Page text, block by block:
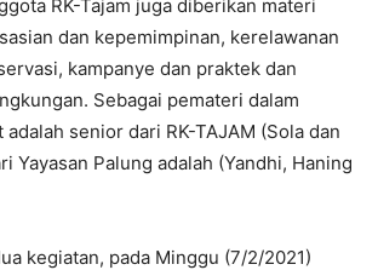
RK-Tajam juga diberikan materi
dan kepemimpinan, kerelawanan
kampanye dan praktek dan
Sebagai pemateri dalam
senior dari RK-TAJAM (Sola dan
Yayasan Palung adalah (Yandhi, Haning
kegiatan, pada Minggu (7/2/2021)